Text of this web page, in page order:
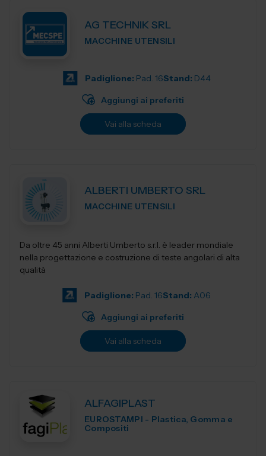
AG TECHNIK SRL
MACCHINE UTENSILI
Padiglione: Pad. 16Stand: D44
Aggiungi ai preferiti
Vai alla scheda
ALBERTI UMBERTO SRL
MACCHINE UTENSILI
Da oltre 45 anni Alberti Umberto s.r.l. è leader mondiale
nella progettazione e costruzione di teste angolari di alta
qualità
Padiglione: Pad. 16Stand: A06
Aggiungi ai preferiti
Vai alla scheda
ALFAGIPLAST
EUROSTAMPI - Plastica, Gomma e
Compositi